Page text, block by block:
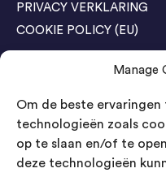
Manage
Om de beste
technologieën zoals
op te slaan en/of te
deze technologieën
PRIVACY VERKLARING
COOKIE POLICY (EU)
Agenda Trade Shows
04-05 November / SVG
Bestel GRATIS kaarten
Bestel GRATIS kaarten